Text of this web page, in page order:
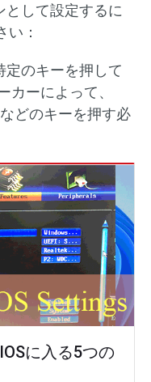
として設定するに
い：
定のキーを押して
カーによって、
どのキーを押す必
に入る5つの